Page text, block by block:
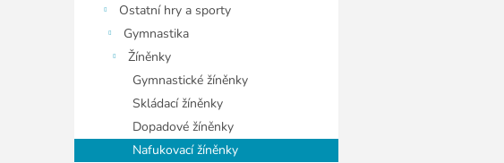
Ostatní hry a sporty
Gymnastika
Žíněnky
Gymnastické žíněnky
Skládací žíněnky
Dopadové žíněnky
Nafukovací žíněnky